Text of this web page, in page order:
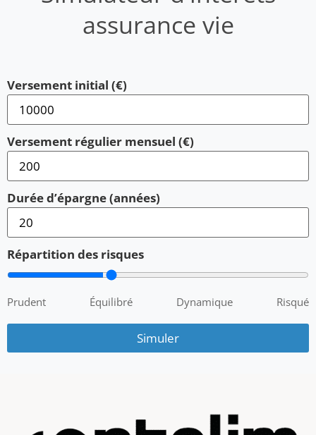
assurance vie
Versement initial (€)
Versement régulier mensuel (€)
Durée d’épargne (années)
Répartition des risques
Prudent Équilibré Dynamique Risqué
Simuler